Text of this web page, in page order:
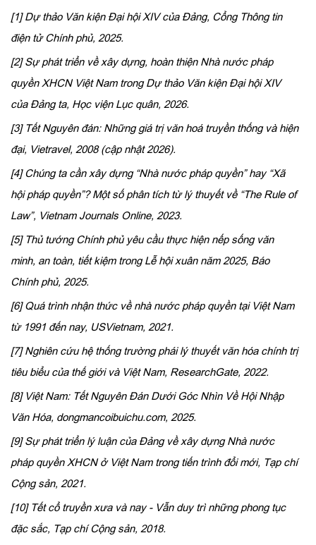
[1] Dự thảo Văn kiện Đại hội XIV của Đảng, Cổng Thông tin
điện tử Chính phủ, 2025.
[2] Sự phát triển về xây dựng, hoàn thiện Nhà nước pháp
quyền XHCN Việt Nam trong Dự thảo Văn kiện Đại hội XIV
của Đảng ta, Học viện Lục quân, 2026.
[3] Tết Nguyên đán: Những giá trị văn hoá truyền thống và hiện
đại, Vietravel, 2008 (cập nhật 2026).
[4] Chúng ta cần xây dựng “Nhà nước pháp quyền” hay “Xã
hội pháp quyền”? Một số phân tích từ lý thuyết về “The Rule of
Law”, Vietnam Journals Online, 2023.
[5] Thủ tướng Chính phủ yêu cầu thực hiện nếp sống văn
minh, an toàn, tiết kiệm trong Lễ hội xuân năm 2025, Báo
Chính phủ, 2025.
[6] Quá trình nhận thức về nhà nước pháp quyền tại Việt Nam
từ 1991 đến nay, USVietnam, 2021.
[7] Nghiên cứu hệ thống trường phái lý thuyết văn hóa chính trị
tiêu biểu của thế giới và Việt Nam, ResearchGate, 2022.
[8] Việt Nam: Tết Nguyên Đán Dưới Góc Nhìn Về Hội Nhập
Văn Hóa, dongmancoibuichu.com, 2025.
[9] Sự phát triển lý luận của Đảng về xây dựng Nhà nước
pháp quyền XHCN ở Việt Nam trong tiến trình đổi mới, Tạp chí
Cộng sản, 2021.
[10] Tết cổ truyền xưa và nay - Vẫn duy trì những phong tục
đặc sắc, Tạp chí Cộng sản, 2018.